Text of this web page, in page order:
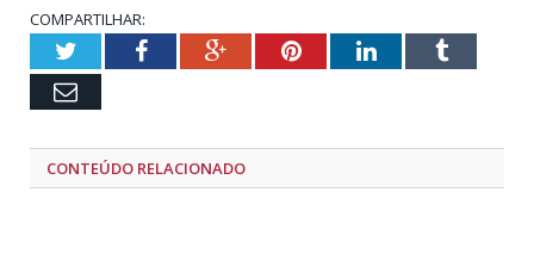
COMPARTILHAR:
TwitterFacebookGoogle+PinterestLinkedInTumblr
Email
CONTEÚDO RELACIONADO